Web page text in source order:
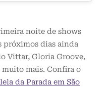
noite de shows
próximos dias ainda
Vittar, Gloria Groove,
mais. Confira o
da Parada em São